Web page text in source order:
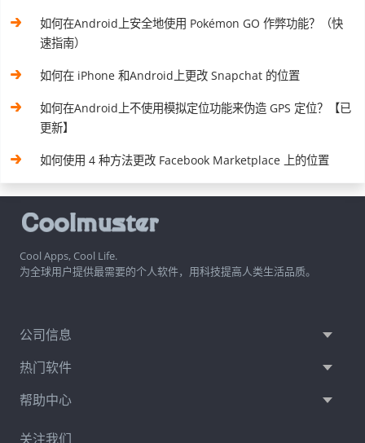
如何在Android上安全地使用 Pokémon GO 作弊功能？（快
速指南）
如何在 iPhone 和Android上更改 Snapchat 的位置
如何在Android上不使用模拟定位功能来伪造 GPS 定位？【已
更新】
如何使用 4 种方法更改 Facebook Marketplace 上的位置
Cool Apps, Cool Life.
为全球用户提供最需要的个人软件，用科技提高人类生活品质。
公司信息
热门软件
帮助中心
关注我们